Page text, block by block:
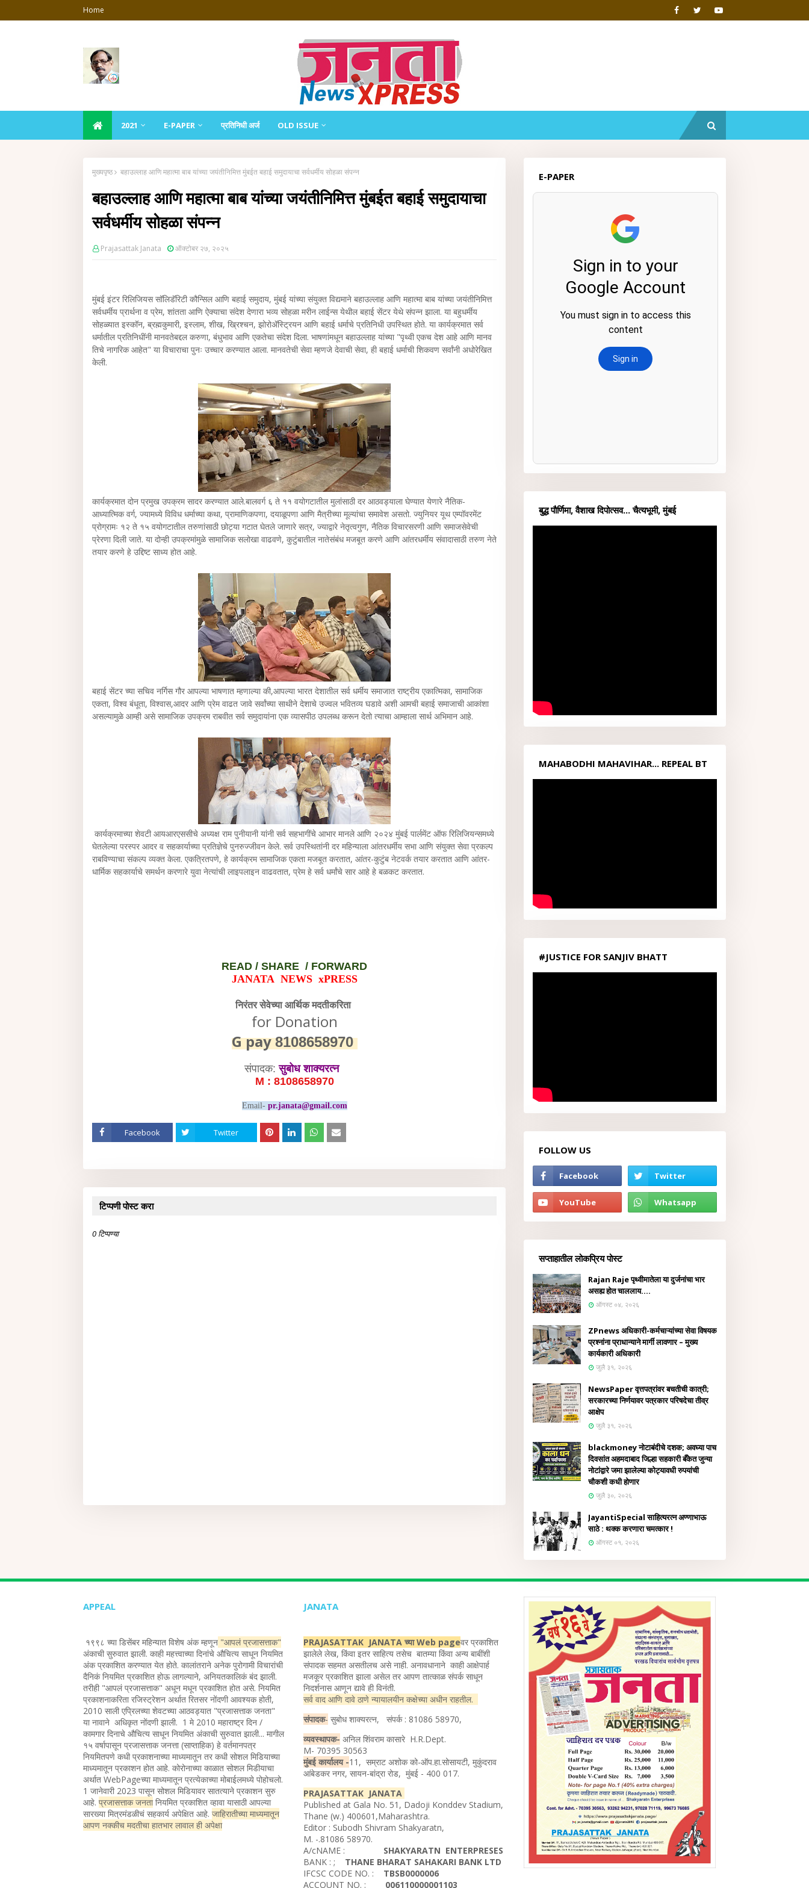
Home
2021 E-PAPER प्रतिनिधी अर्ज OLD ISSUE
मुख्यपृष्ठ बहाउल्लाह आणि महात्मा बाब यांच्या जयंतीनिमित्त मुंबईत बहाई समुदायाचा सर्वधर्मीय सोहळा संपन्न
बहाउल्लाह आणि महात्मा बाब यांच्या जयंतीनिमित्त मुंबईत बहाई समुदायाचा
सर्वधर्मीय सोहळा संपन्न
Prajasattak Janata ऑक्टोबर २७, २०२५
मुंबई इंटर रिलिजियस सॉलिडॅरिटी कौन्सिल आणि बहाई समुदाय, मुंबई यांच्या संयुक्त विद्यमाने बहाउल्लाह आणि महात्मा बाब यांच्या जयंतीनिमित्त
सर्वधर्मीय प्रार्थना व प्रेम, शांतता आणि ऐक्याचा संदेश देणारा भव्य सोहळा मरीन लाईन्स येथील बहाई सेंटर येथे संपन्न झाला. या बहुधर्मीय
सोहळ्यात इस्कॉन, ब्रह्मकुमारी, इस्लाम, शीख, ख्रिश्चन, झोरोॲस्ट्रियन आणि बहाई धर्माचे प्रतिनिधी उपस्थित होते. या कार्यक्रमात सर्व
धर्मातील प्रतिनिधींनी मानवतेबद्दल करुणा, बंधुभाव आणि एकतेचा संदेश दिला. भाषणांमधून बहाउल्लाह यांच्या "पृथ्वी एकच देश आहे आणि मानव
तिचे नागरिक आहेत" या विचाराचा पुनः उच्चार करण्यात आला. मानवतेची सेवा म्हणजे देवाची सेवा, ही बहाई धर्माची शिकवण सर्वांनी अधोरेखित
केली.
कार्यक्रमात दोन प्रमुख उपक्रम सादर करण्यात आले.बालवर्ग ६ ते ११ वयोगटातील मुलांसाठी दर आठवड्याला घेण्यात येणारे नैतिक-
आध्यात्मिक वर्ग, ज्यामध्ये विविध धर्माच्या कथा, प्रामाणिकपणा, दयाळूपणा आणि मैत्रीच्या मूल्यांचा समावेश असतो. ज्युनियर यूथ एम्पॉवरमेंट
प्रोग्रामः १२ ते १५ वयोगटातील तरुणांसाठी छोट्या गटात घेतले जाणारे सत्र, ज्याद्वारे नेतृत्वगुण, नैतिक विचारसरणी आणि समाजसेवेची
प्रेरणा दिली जाते. या दोन्ही उपक्रमांमुळे सामाजिक सलोखा वाढवणे, कुटुंबातील नातेसंबंध मजबूत करणे आणि आंतरधर्मीय संवादासाठी तरुण नेते
तयार करणे हे उद्दिष्ट साध्य होत आहे.
बहाई सेंटर च्या सचिव नर्गिस गौर आपल्या भाषणात म्हणाल्या की,आपल्या भारत देशातील सर्व धर्मीय समाजात राष्ट्रीय एकात्मिका, सामाजिक
एकता, विश्व बंधूता, विश्वास,आदर आणि प्रेम वाढत जावे सर्वांच्या साथीने देशाचे उज्वल भवितव्य घडावे अशी आमची बहाई समाजाची आकांशा
असल्यामुळे आम्ही असे सामाजिक उपक्रम राबवीत सर्व समुदायांना एक व्यासपीठ उपलब्ध करून देतो त्याचा आम्हाला सार्थ अभिमान आहे.
कार्यक्रमाच्या शेवटी आयआरएससीचे अध्यक्ष राम पुनीयानी यांनी सर्व सहभागींचे आभार मानले आणि २०२४ मुंबई पार्लमेंट ऑफ रिलिजियन्समध्ये
घेतलेल्या परस्पर आदर व सहकार्याच्या प्रतिज्ञेचे पुनरुज्जीवन केले. सर्व उपस्थितांनी दर महिन्याला आंतरधर्मीय सभा आणि संयुक्त सेवा प्रकल्प
राबविण्याचा संकल्प व्यक्त केला. एकत्रितपणे, हे कार्यक्रम सामाजिक एकता मजबूत करतात, आंतर-कुटुंब नेटवर्क तयार करतात आणि आंतर-
धार्मिक सहकार्याचे समर्थन करणारे युवा नेत्यांची लाइपलाइन वाढवतात, प्रेम हे सर्व धर्मांचे सार आहे हे बळकट करतात.
READ / SHARE / FORWARD
JANATA NEWS xPRESS
निरंतर सेवेच्या आर्थिक मदतीकरिता
for Donation
G pay8108658970
संपादक:सुबोध शाक्यरत्न
M : 8108658970
Email- pr.janata@gmail.com
Facebook Twitter
टिप्पणी पोस्ट करा
0 टिप्पण्या
E-PAPER
बुद्ध पौर्णिमा, वैशाख दिपोत्सव... चैत्यभूमी, मुंबई
MAHABODHI MAHAVIHAR... REPEAL BT
ACT1949...
#JUSTICE FOR SANJIV BHATT
FOLLOW US
सप्ताहातील लोकप्रिय पोस्ट
Rajan Raje पृथ्वीमातेला या दुर्जनांचा भार
असह्य होत चाललाय....
ऑगस्ट ०४, २०२६
ZPnews अधिकारी-कर्मचाऱ्यांच्या सेवा विषयक
प्रश्नांना प्राधान्याने मार्गी लावणार – मुख्य
कार्यकारी अधिकारी
जुलै ३१, २०२६
NewsPaper वृत्तपत्रांवर बचतीची कात्री;
सरकारच्या निर्णयावर पत्रकार परिषदेचा तीव्र
आक्षेप
जुलै ३१, २०२६
blackmoney नोटाबंदीचे दशक; अवघ्या पाच
दिवसांत अहमदाबाद जिल्हा सहकारी बँकेत जुन्या
नोटांद्वारे जमा झालेल्या कोट्यावधी रुपयांची
चौकशी कधी होणार
जुलै ३०, २०२६
JayantiSpecial साहित्यरत्न अण्णाभाऊ
साठे : थक्क करणारा चमत्कार !
ऑगस्ट ०१, २०२६
APPEAL
१९९८ च्या डिसेंबर महिन्यात विशेष अंक म्हणून "आपलं प्रजासत्ताक"
अंकाची सुरुवात झाली. काही महत्त्वाच्या दिनांचे औचित्य साधून नियमित
अंक प्रकाशित करण्यात येत होते. कालांतराने अनेक पुरोगामी विचारांची
दैनिकं नियमित प्रकाशित होऊ लागल्याने, अनियतकालिकं बंद झाली.
तरीही "आपलं प्रजासत्ताक" अधून मधून प्रकाशित होत असे. नियमित
प्रकाशनाकरिता रजिस्ट्रेशन अर्थात रितसर नोंदणी आवश्यक होती,
2010 साली एप्रिलच्या शेवटच्या आठवड्यात "प्रजासत्ताक जनता"
या नावाने अधिकृत नोंदणी झाली. 1 मे 2010 महाराष्ट्र दिन /
कामगार दिनाचे औचित्य साधून नियमित अंकाची सुरुवात झाली... मागील
१५ वर्षापासून प्रजासत्ताक जनत्ता (साप्ताहिक) हे वर्तमानपत्र
नियमितपणे कधी प्रकाशनाच्या माध्यमातून तर कधी सोशल मिडियाच्या
माध्यमातून प्रकाशन होत आहे. कोरोनाच्या काळात सोशल मिडीयाचा
अर्थात WebPageच्या माध्यमातून प्रत्येकाच्या मोबाईलमध्ये पोहोचलो.
1 जानेवारी 2023 पासून सोशल मिडियावर सातत्याने प्रकाशन सुरु
आहे. प्रजासत्ताक जनतानियमित प्रकाशित व्हावा यासाठी आपल्या
सारख्या मित्रमंडळीचं सहकार्य अपेक्षित आहे. जाहिरातीच्या माध्यमातून
आपण नक्कीच मदतीचा हातभार लावाल ही अपेक्षा
JANATA
PRAJASATTAK JANATA च्या Web pageवर प्रकाशित
झालेले लेख, किंवा इतर साहित्य तसेच बातम्या किंवा अन्य बाबींशी
संपादक सहमत असतीलच असे नाही. अनावधानाने काही आक्षेपार्ह
मजकूर प्रकाशित झाला असेल तर आपण तात्काळ संपर्क साधून
निदर्शनास आणून द्यावे ही विनंती.
सर्व वाद आणि दावे ठाणे न्यायालयीन कक्षेच्या अधीन राहतील.
संपादक- सुबोध शाक्यरत्न, संपर्क : 81086 58970,
व्यवस्थापक- अनिल शिंवराम कासारे H.R.Dept.
M- 70395 30563
मुंबई कार्यालय -11, सम्राट अशोक को-ऑप.हा.सोसायटी, मुकुंदराव
आंबेडकर नगर, सायन-बांद्रा रोड, मुंबई - 400 017.
PRAJASATTAK JANATA
Published at Gala No. 51, Dadoji Konddev Stadium,
Thane (w.) 400601,Maharashtra.
Editor : Subodh Shivram Shakyaratn,
M. -.81086 58970.
A/cNAME : SHAKYARATN ENTERPRESES
BANK : ; THANE BHARAT SAHAKARI BANK LTD
IFCSC CODE NO. : TBSB0000006
ACCOUNT NO. : 006110000001103